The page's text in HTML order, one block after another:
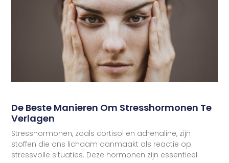
De Beste Manieren Om Stresshormonen Te
Verlagen
Stresshormonen, zoals cortisol en adrenaline, zijn
stoffen die ons lichaam aanmaakt als reactie op
stressvolle situaties. Deze hormonen zijn essentieel